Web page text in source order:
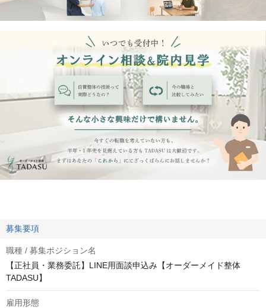
募集要項
職種 / 募集ポジション名
【正社員・業務委託】LINE用面談申込み【オーダーメイド整体
TADASU】
雇用形態